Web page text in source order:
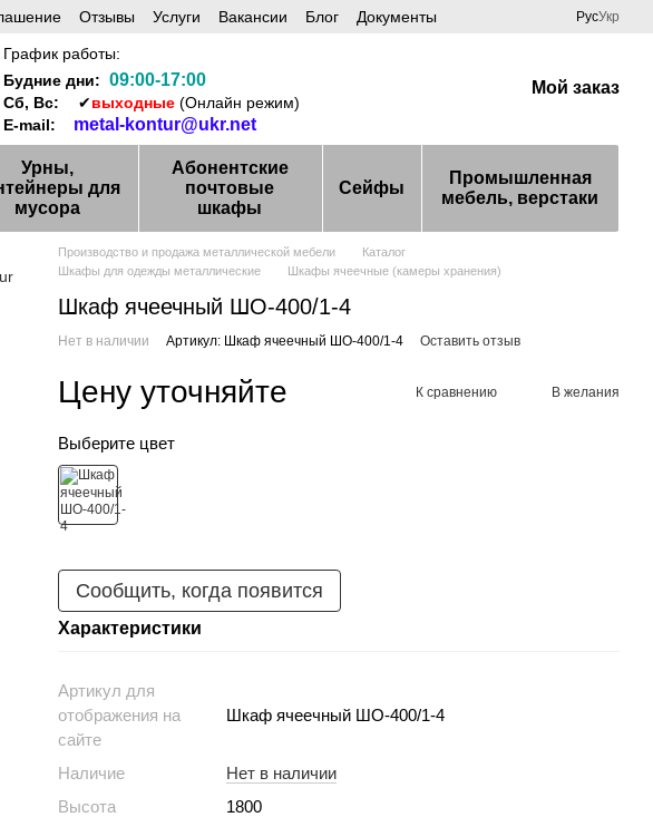
Отзывы Услуги Вакансии Блог
Документы
РусУкр
График работы:
Будние дни:09:00-17:00
Сб, Вс: ✔выходные (Онлайн режим)
E-mail:
metal-kontur@ukr.net
Мой заказ
Урны,
для
мусора
Абонентские
почтовые
шкафы
Сейфы
Промышленная
мебель, верстаки
Производство и продажа металлической мебели
Каталог
Шкафы для одежды металлические
Шкафы ячеечные (камеры хранения)
Шкаф ячеечный ШО-400/1-4
Нет в наличии Артикул: Шкаф ячеечный ШО-400/1-4 Оставить отзыв
Цену уточняйте К сравнению В желания
Выберите цвет
Сообщить, когда появится
Характеристики
Артикул для
отображения на
сайте
Шкаф ячеечный ШО-400/1-4
Наличие
Нет в наличии
Высота
1800